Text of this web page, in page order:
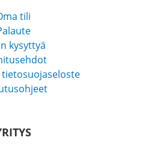
tili
kysyttyä
tietosuojaseloste